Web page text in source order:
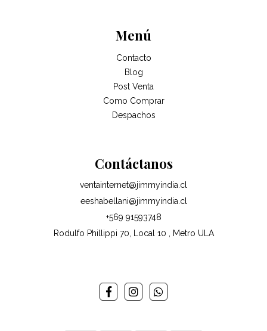
Menú
Contacto
Blog
Post Venta
Como Comprar
Despachos
Contáctanos
ventainternet@jimmyindia.cl
eeshabellani@jimmyindia.cl
+569 91593748
Rodulfo Phillippi 70, Local 10 , Metro ULA